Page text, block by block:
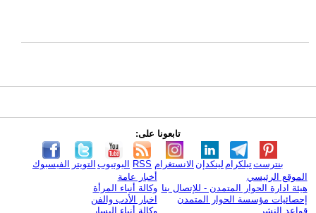
تابعونا على:
الفيسبوك التويتر اليوتيوب RSS الانستغرام لينكدإن تيلكرامبنترست
الموقع الرئيسي
هيئة ادارة الحوار المتمدن - للإتصال بنا
إحصائيات مؤسسة الحوار المتمدن
قواعد النشر
أخبار عامة
وكالة أنباء المرأة
اخبار الأدب والفن
وكالة أنباء اليسار